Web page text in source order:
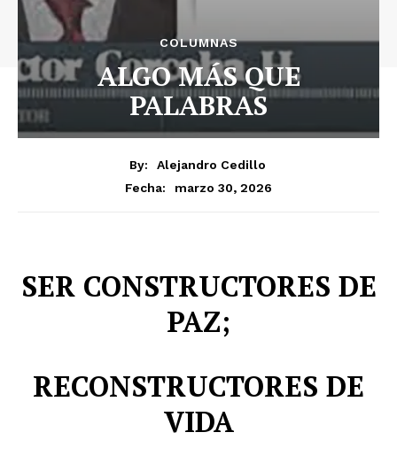
COLUMNAS
ALGO MÁS QUE
PALABRAS
By:
Alejandro Cedillo
Fecha:
marzo 30, 2026
SER CONSTRUCTORES DE
PAZ;
RECONSTRUCTORES DE
VIDA